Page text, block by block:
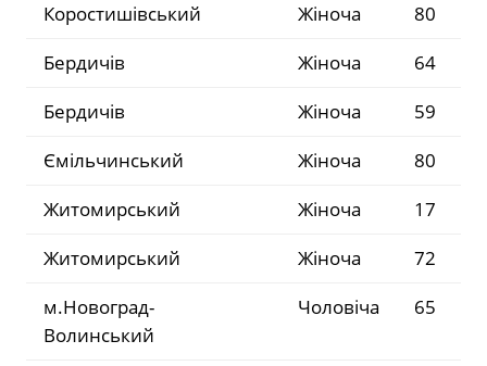
Коростишівський Жіноча
80
Бердичів
Жіноча
64
Бердичів
Жіноча
59
Ємільчинський
Жіноча
80
Житомирський
Жіноча
17
Житомирський
Жіноча
72
м.Новоград-
Волинський
Чоловіча 65